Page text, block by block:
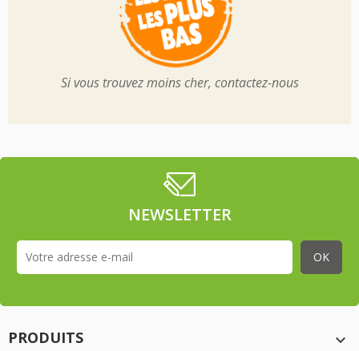
Si vous trouvez moins cher, contactez-nous
NEWSLETTER
PRODUITS
